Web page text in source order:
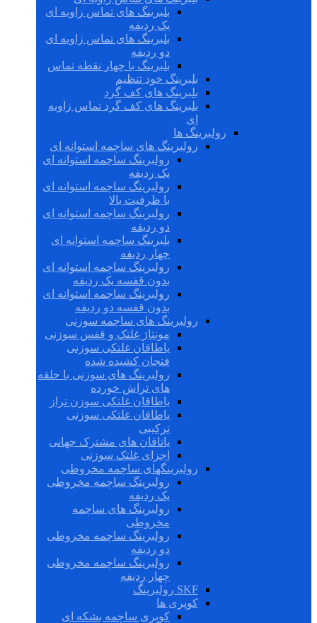
بلبرینگ های تماس زاویه ای
یک ردیفه
بلبرینگ های تماس زاویه ای
دو ردیفه
بلبرینگ با چهار نقطه تماس
بلبرینگ خود تنظیم
بلبرینگ های کف گرد
بلبرینگ های کف گرد تماس زاویه
ای
رولبرینگ ها
رولبرینگ های ساچمه استوانه ای
رولبرینگ ساچمه استوانه ای
یک ردیفه
رولبرینگ ساچمه استوانه ای
با ظرفیت بالا
رولبرینگ ساچمه استوانه ای
دو ردیفه
بلبرینگ ساچمه استوانه ای
چهار ردیفه
رولبرینگ ساچمه استوانه ای
بدون قفسه یک ردیفه
رولبرینگ ساچمه استوانه ای
بدون قفسه دو ردیفه
رولبرینگ های ساچمه سوزنی
مونتاژ غلتک و قفس سوزنی
یاطاقان غلتکی سوزنی
فنجان کشیده شده
رولبرینگ های سوزنی با حلقه
های تراش خورده
یاطاقان غلتکی سوزن تراز
یاطاقان غلتکی سوزنی
ترکیبی
یاتاقان های مشترک جهانی
اجزای غلتک سوزنی
رولبرینگهای ساچمه مخروطی
رولبرینگ ساچمه مخروطی
یک ردیفه
رولبرینگ های ساچمه
مخروطی
رولبرینگ ساچمه مخروطی
دو ردیفه
رولبرینگ ساچمه مخروطی
چهار ردیفه
SKF رولبرینگ
کوپری ها
کوپری ساچمه بشکه ای